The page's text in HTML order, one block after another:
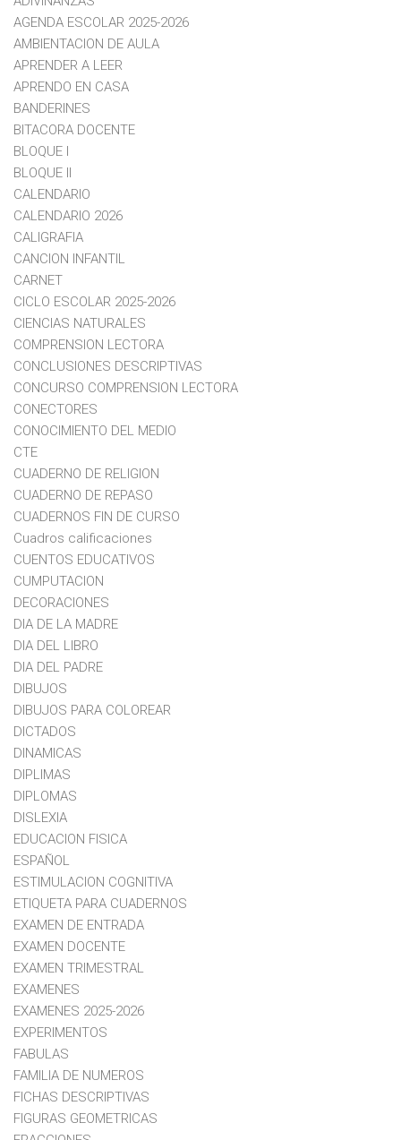
AGENDA ESCOLAR 2025-2026
AMBIENTACION DE AULA
APRENDER A LEER
APRENDO EN CASA
BANDERINES
BITACORA DOCENTE
BLOQUE I
BLOQUE II
CALENDARIO
CALENDARIO 2026
CALIGRAFIA
CANCION INFANTIL
CARNET
CICLO ESCOLAR 2025-2026
CIENCIAS NATURALES
COMPRENSION LECTORA
CONCLUSIONES DESCRIPTIVAS
CONCURSO COMPRENSION LECTORA
CONECTORES
CONOCIMIENTO DEL MEDIO
CTE
CUADERNO DE RELIGION
CUADERNO DE REPASO
CUADERNOS FIN DE CURSO
Cuadros calificaciones
CUENTOS EDUCATIVOS
CUMPUTACION
DECORACIONES
DIA DE LA MADRE
DIA DEL LIBRO
DIA DEL PADRE
DIBUJOS
DIBUJOS PARA COLOREAR
DICTADOS
DINAMICAS
DIPLIMAS
DIPLOMAS
DISLEXIA
EDUCACION FISICA
ESPAÑOL
ESTIMULACION COGNITIVA
ETIQUETA PARA CUADERNOS
EXAMEN DE ENTRADA
EXAMEN DOCENTE
EXAMEN TRIMESTRAL
EXAMENES
EXAMENES 2025-2026
EXPERIMENTOS
FABULAS
FAMILIA DE NUMEROS
FICHAS DESCRIPTIVAS
FIGURAS GEOMETRICAS